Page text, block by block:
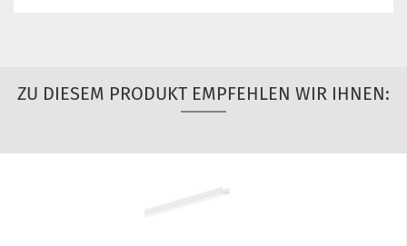
ZU DIESEM PRODUKT EMPFEHLEN WIR IHNEN: